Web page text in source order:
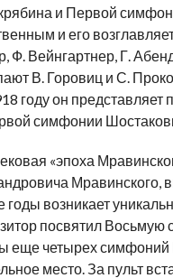
и Первой
и его
Ф. Вейнгартнер, Г.
В. Горовиц и С.
году он
симфонии
«эпоха
Мравинского,
годы возникает
посвятил
еще четырех
место. За пульт